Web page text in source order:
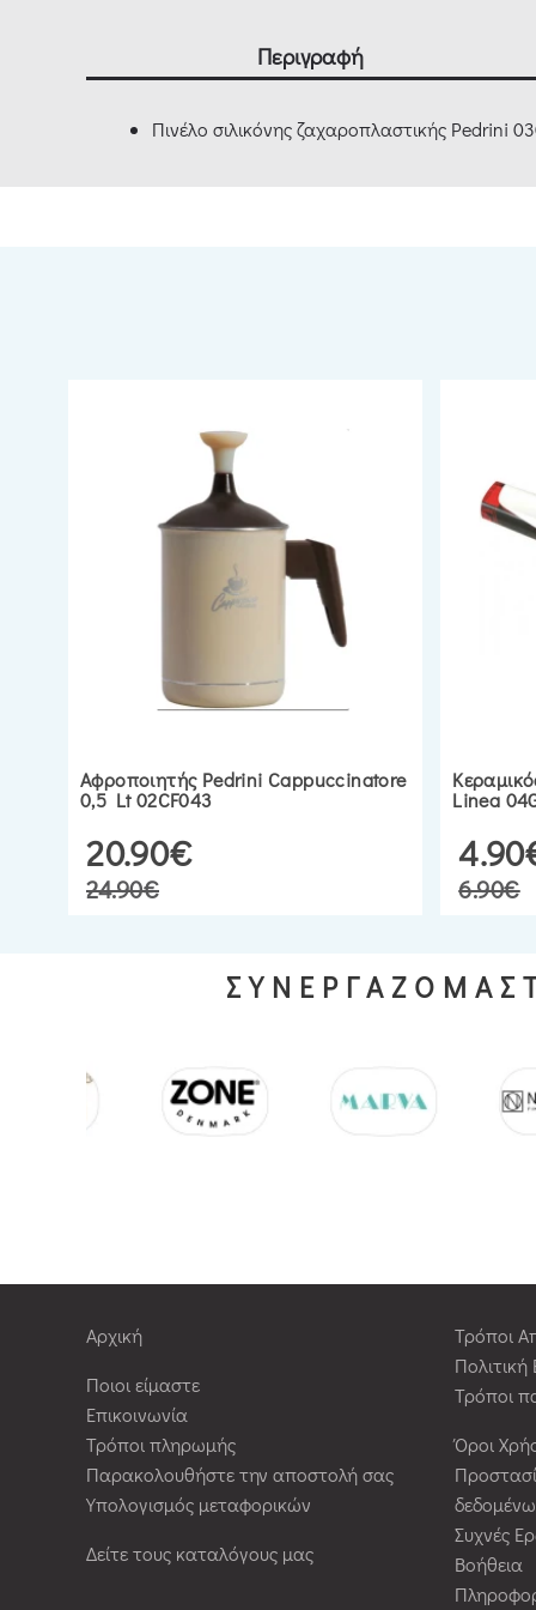
Περιγραφή
Πινέλο σιλικόνης ζαχαροπλαστικής Pedrini
Αφροποιητής Pedrini Cappuccinatore
0,5 Lt 02CF043
20.90€
24.90€
Linea
6.90€
Αρχική
Ποιοι είμαστε
Επικοινωνία
Τρόποι πληρωμής
Παρακολουθήστε την αποστολή σας
Υπολογισμός μεταφορικών
Δείτε τους καταλόγους μας
Τρόποι
Τρόποι
Όροι
Συχνές
Βοήθεια